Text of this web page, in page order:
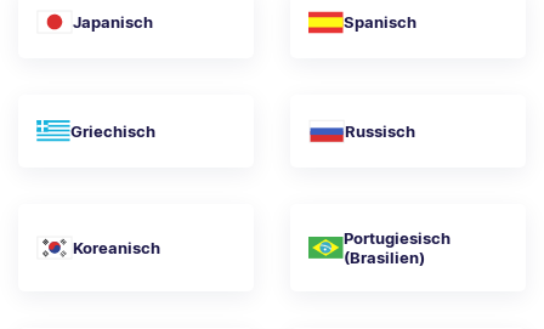
Japanisch Spanisch
Griechisch Russisch
Koreanisch
Portugiesisch
(Brasilien)